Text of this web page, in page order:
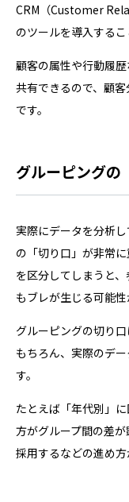
CRM（Customer
のツールを導入するこ
顧客の属性や行動履
共有できるので、顧
です。
グルーピングの
実際にデータを分析
の「切り口」が非常
を区分してしまうと
もブレが生じる可能性
グルーピングの切り
もちろん、実際のデ
す。
たとえば「年代別」
方がグループ間の差
採用するなどの進め方